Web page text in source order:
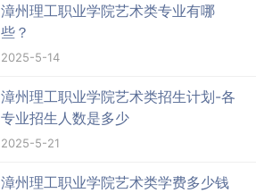
漳州理工职业学院艺术类专业有哪
些？
2025-5-14
漳州理工职业学院艺术类招生计划-各
专业招生人数是多少
2025-5-21
漳州理工职业学院艺术类学费多少钱